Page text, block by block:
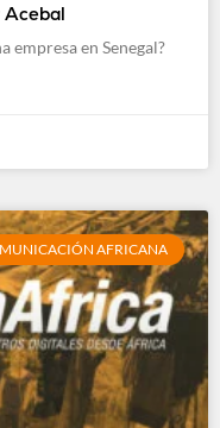
empresa en Senegal?
AFRICANA